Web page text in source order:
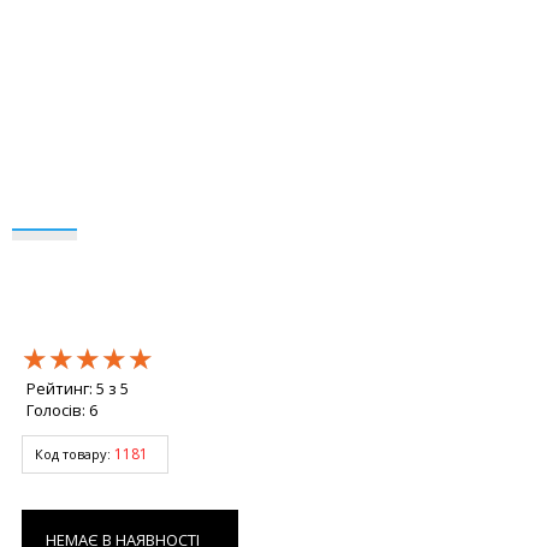
★★★★★
★★★★★
★★★★★
Рейтинг: 5 з 5
Голосів: 6
Код товару: 1181
НЕМАЄ В НАЯВНОСТІ